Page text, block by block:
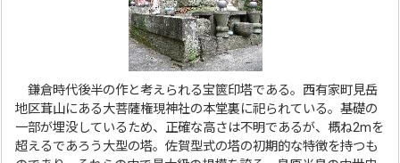
鎌倉時代後半の作と考えられる宝篋印塔である。西有家町見岳
地区茸山にある大菩薩権現神社の本堂裏に祀られている。基礎の
一部が埋没しているため、正確な高さは不明であるが、概ね2mを
超えるであろう大型の塔。佐賀型式の塔の初期的な特徴を持つも